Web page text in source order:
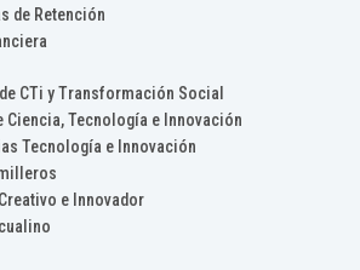
de Retención
CTi y Transformación Social
Ciencia, Tecnología e Innovación
Tecnología e Innovación
e Innovador